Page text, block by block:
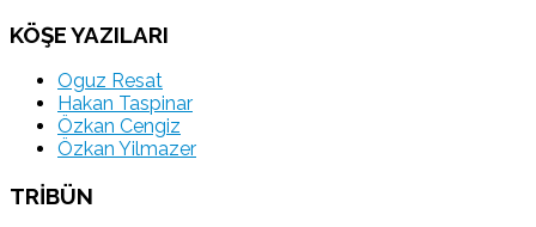
KÖŞE YAZILARI
Oguz Resat
Hakan Taspinar
Özkan Cengiz
Özkan Yilmazer
TRİBÜN